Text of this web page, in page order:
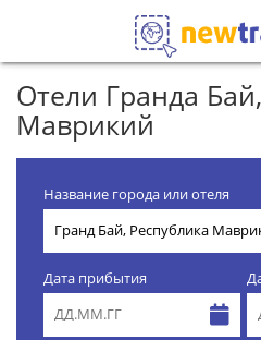
Отели Гранда
Маврикий
Название города или отеля
Дата прибытия